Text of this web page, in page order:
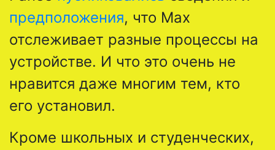
предположения, что Max
отслеживает разные процессы на
устройстве. И что это очень не
нравится даже многим тем, кто
его установил.
Кроме школьных и студенческих,